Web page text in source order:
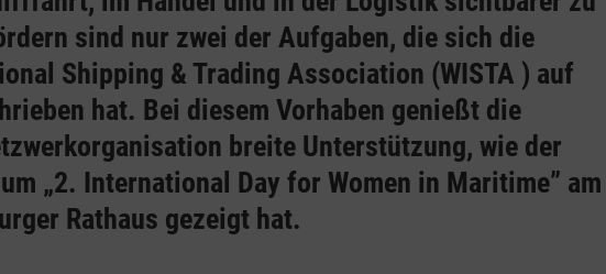
sind nur zwei der Aufgaben, die sich die
Shipping & Trading Association (WISTA ) auf
hat. Bei diesem Vorhaben genießt die
breite Unterstützung, wie der
„2. International Day for Women in Maritime” am
Rathaus gezeigt hat.